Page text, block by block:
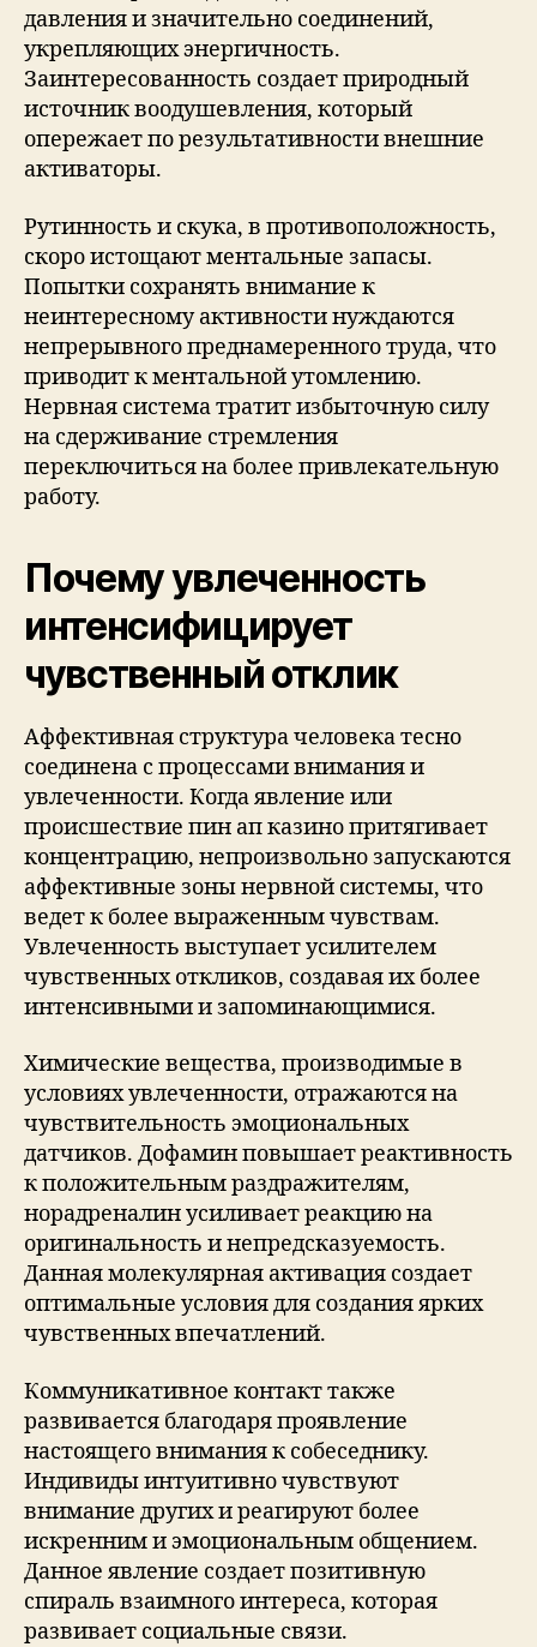
давления и значительно соединений,
укрепляющих энергичность.
Заинтересованность создает природный
источник воодушевления, который
опережает по результативности внешние
активаторы.
Рутинность и скука, в противоположность,
скоро истощают ментальные запасы.
Попытки сохранять внимание к
неинтересному активности нуждаются
непрерывного преднамеренного труда, что
приводит к ментальной утомлению.
Нервная система тратит избыточную силу
на сдерживание стремления
переключиться на более привлекательную
работу.
Почему увлеченность
интенсифицирует
чувственный отклик
Аффективная структура человека тесно
соединена с процессами внимания и
увлеченности. Когда явление или
происшествие пин ап казино притягивает
концентрацию, непроизвольно запускаются
аффективные зоны нервной системы, что
ведет к более выраженным чувствам.
Увлеченность выступает усилителем
чувственных откликов, создавая их более
интенсивными и запоминающимися.
Химические вещества, производимые в
условиях увлеченности, отражаются на
чувствительность эмоциональных
датчиков. Дофамин повышает реактивность
к положительным раздражителям,
норадреналин усиливает реакцию на
оригинальность и непредсказуемость.
Данная молекулярная активация создает
оптимальные условия для создания ярких
чувственных впечатлений.
Коммуникативное контакт также
развивается благодаря проявление
настоящего внимания к собеседнику.
Индивиды интуитивно чувствуют
внимание других и реагируют более
искренним и эмоциональным общением.
Данное явление создает позитивную
спираль взаимного интереса, которая
развивает социальные связи.